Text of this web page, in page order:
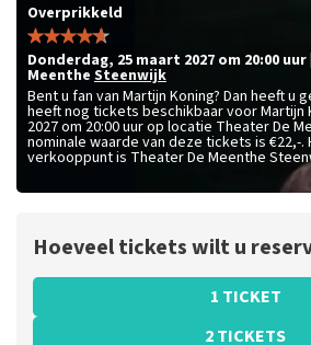
Overprikkeld
donderdag, 25 maart 2027 om 20:00 uur
Meenthe Steenwijk
Bent u fan van Martijn Koning? Dan heeft u
heeft nog tickets beschikbaar voor Martijn
2027 om 20:00 uur op locatie Theater De
nominale waarde van deze tickets is €22,-.
verkooppunt is Theater De Meenthe
Hoeveel tickets wilt u
1 TICKET
2 TICKETS